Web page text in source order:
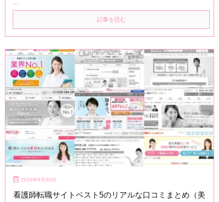
記事を読む
2019年9月20日
看護師転職サイトベスト5のリアルな口コミまとめ（美